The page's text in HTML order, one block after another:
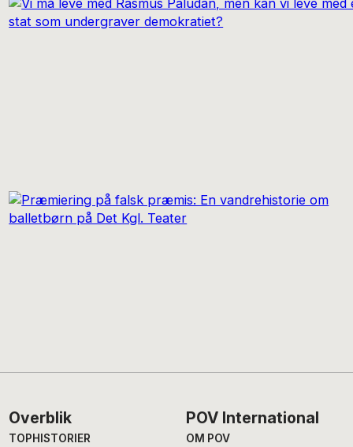
Footer
Overblik
TOPHISTORIER
POV International
OM POV